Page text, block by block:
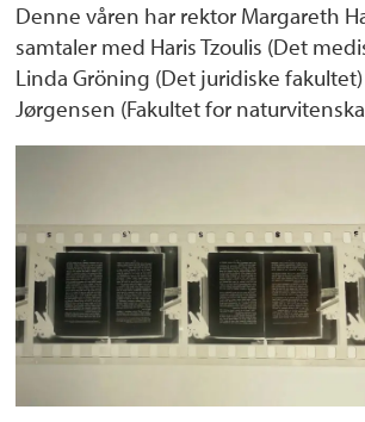
Denne våren har rektor Margareth
samtaler med Haris Tzoulis (Det
Linda Gröning (Det juridiske
Jørgensen (Fakultet for